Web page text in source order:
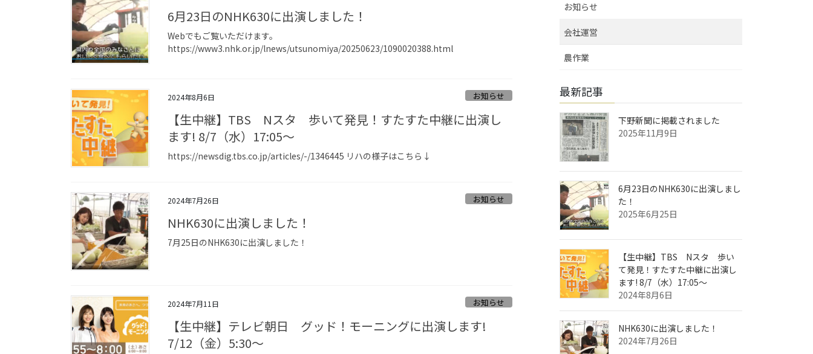
6月23日のNHK630に出演しました！
Webでもご覧いただけます。
https://www3.nhk.or.jp/lnews/utsunomiya/20250623/1090020388.html
2024年8月6日 お知らせ
【生中継】TBS Nスタ 歩いて発見！すたすた中継に出演し
ます! 8/7（水）17:05～
https://newsdig.tbs.co.jp/articles/-/1346445 リハの様子はこちら↓
2024年7月26日 お知らせ
NHK630に出演しました！
7月25日のNHK630に出演しました！
2024年7月11日 お知らせ
【生中継】テレビ朝日 グッド！モーニングに出演します!
7/12（金）5:30～
お知らせ
会社運営
農作業
最新記事
下野新聞に掲載されました
2025年11月9日
6月23日のNHK630に出演しまし
た！
2025年6月25日
【生中継】TBS Nスタ 歩い
て発見！すたすた中継に出演し
ます! 8/7（水）17:05～
2024年8月6日
NHK630に出演しました！
2024年7月26日